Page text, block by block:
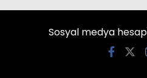
Sosyal medya